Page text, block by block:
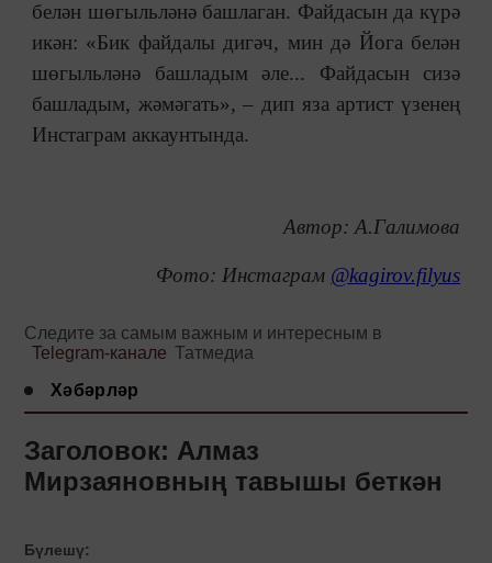
белән шөгыльләнә башлаган. Файдасын да күрә
икән: «Бик файдалы дигәч, мин дә Йога белән
шөгыльләнә башладым әле... Файдасын сизә
башладым, жәмәгать», – дип яза артист үзенең
Инстаграм аккаунтында.
Автор: А.Галимова
Фото: Инстаграм @kagirov.filyus
Следите за самым важным и интересным в
Telegram-канале Татмедиа
Хәбәрләр
Заголовок: Алмаз
Мирзаяновның тавышы беткән
Бүлешү: